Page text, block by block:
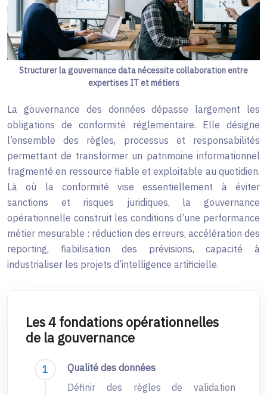
Structurer la gouvernance data nécessite collaboration entre
expertises IT et métiers
La gouvernance des données dépasse largement les
obligations de conformité réglementaire. Elle désigne
l’ensemble des règles, processus et responsabilités
permettant de transformer un patrimoine informationnel
fragmenté en ressource fiable et exploitable au quotidien.
Là où la conformité vise essentiellement à éviter
sanctions et risques juridiques, la gouvernance
opérationnelle construit les conditions d’une performance
métier mesurable : réduction des erreurs, accélération des
reporting, fiabilisation des prévisions, capacité à
industrialiser les projets d’intelligence artificielle.
Les 4 fondations opérationnelles
de la gouvernance
Qualité des données
Définir des règles de validation